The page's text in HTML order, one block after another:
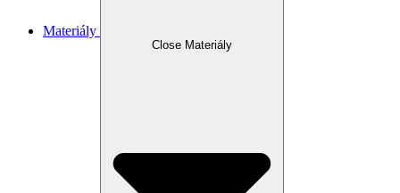
Materiály
Close Materiály